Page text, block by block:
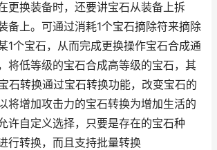
更换装备时，还要讲宝石从装备上拆
备上。可通过消耗1个宝石摘除符来摘除
1个宝石，从而完成更换操作宝石合成通
将低等级的宝石合成高等级的宝石，其
石转换通过宝石转换功能，改变宝石的
将增加攻击力的宝石转换为增加生活的
许自定义选择，只要是存在的宝石种
行转换，而且支持批量转换